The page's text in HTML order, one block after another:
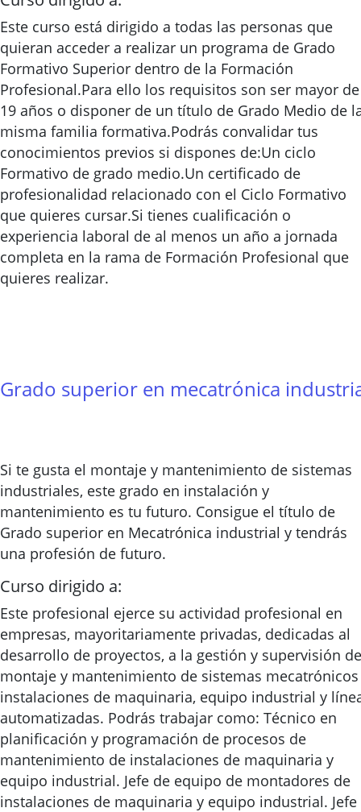
Este curso está dirigido a todas las personas que
quieran acceder a realizar un programa de Grado
Formativo Superior dentro de la Formación
Profesional.Para ello los requisitos son ser mayor de
19 años o disponer de un título de Grado Medio de
misma familia formativa.Podrás convalidar tus
conocimientos previos si dispones de:Un ciclo
Formativo de grado medio.Un certificado de
profesionalidad relacionado con el Ciclo Formativo
que quieres cursar.Si tienes cualificación o
experiencia laboral de al menos un año a jornada
completa en la rama de Formación Profesional que
quieres realizar.
Grado superior en mecatrónica
Si te gusta el montaje y mantenimiento de sistemas
industriales, este grado en instalación y
mantenimiento es tu futuro. Consigue el título de
Grado superior en Mecatrónica industrial y tendrás
una profesión de futuro.
Curso dirigido a:
Este profesional ejerce su actividad profesional en
empresas, mayoritariamente privadas, dedicadas al
desarrollo de proyectos, a la gestión y supervisión
montaje y mantenimiento de sistemas
instalaciones de maquinaria, equipo industrial y
automatizadas. Podrás trabajar como: Técnico en
planificación y programación de procesos de
mantenimiento de instalaciones de maquinaria y
equipo industrial. Jefe de equipo de montadores de
instalaciones de maquinaria y equipo industrial. Jefe